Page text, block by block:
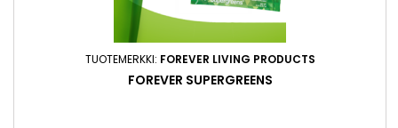
TUOTEMERKKI: FOREVER LIVING PRODUCTS
FOREVER SUPERGREENS